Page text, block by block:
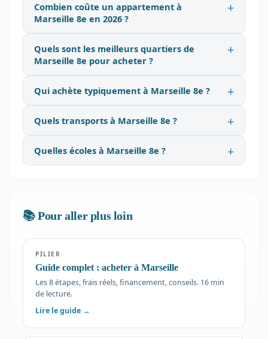
Combien coûte un appartement à
Marseille 8e en 2026 ?
Quels sont les meilleurs quartiers de
Marseille 8e pour acheter ?
Qui achète typiquement à Marseille 8e ?
Quels transports à Marseille 8e ?
Quelles écoles à Marseille 8e ?
📚 Pour aller plus loin
PILIER
Guide complet : acheter à Marseille
Les 8 étapes, frais réels, financement, conseils. 16 min
de lecture.
Lire le guide →